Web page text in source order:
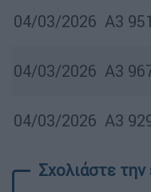
04/03/2026 Α3 951
04/03/2026 Α3
04/03/2026 Α3